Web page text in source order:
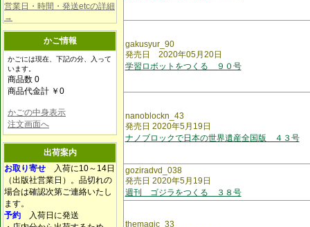
営業日・時間・発送etcの詳細
→
かご情報
かごには現在、下記の分、入って
います。
商品数 0
商品代金計 ￥0
かごの中身表示
注文画面へ
出荷案内
お取り寄せ 入荷に10～14日
（出版社営業日）。品切れの
場合は確認次第ご連絡いたし
ます。
予約 入荷日に発送
gakusyur_90
発売日 2020年05月20日
学習ロボットをつくる ９０号
nanoblockn_43
発売日 2020年5月19日
ナノブロックで日本の世界遺産全国版 ４３号
goziradvd_038
発売日 2020年5月19日
週刊 ゴジラをつくる ３８号
themagic_33